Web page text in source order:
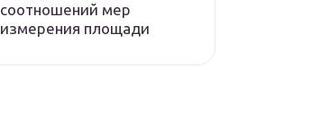
соотношений мер
измерения площади